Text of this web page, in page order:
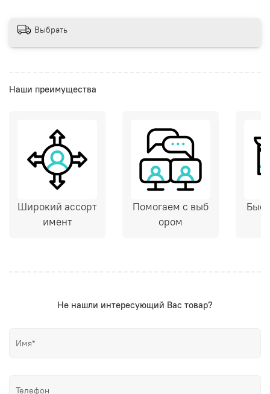
Выбрать
Наши преимущества
Широкий ассорт
имент
Помогаем с выб
ором
Не нашли интересующий Вас товар?